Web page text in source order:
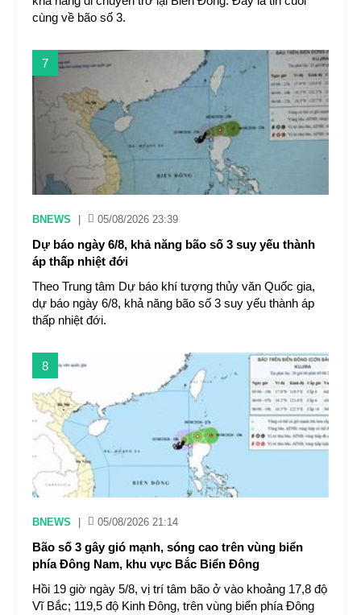
cùng về bão số 3.
7
BNEWS 05/08/2026 23:39
Dự báo ngày 6/8, khả năng bão số 3 suy yếu thành
áp thấp nhiệt đới
Theo Trung tâm Dự báo khí tượng thủy văn Quốc gia,
dự báo ngày 6/8, khả năng bão số 3 suy yếu thành áp
thấp nhiệt đới.
8
BNEWS 05/08/2026 21:14
Bão số 3 gây gió mạnh, sóng cao trên vùng biển
phía Đông Nam, khu vực Bắc Biển Đông
Hồi 19 giờ ngày 5/8, vị trí tâm bão ở vào khoảng 17,8 độ
Vĩ Bắc; 119,5 độ Kinh Đông, trên vùng biển phía Đông